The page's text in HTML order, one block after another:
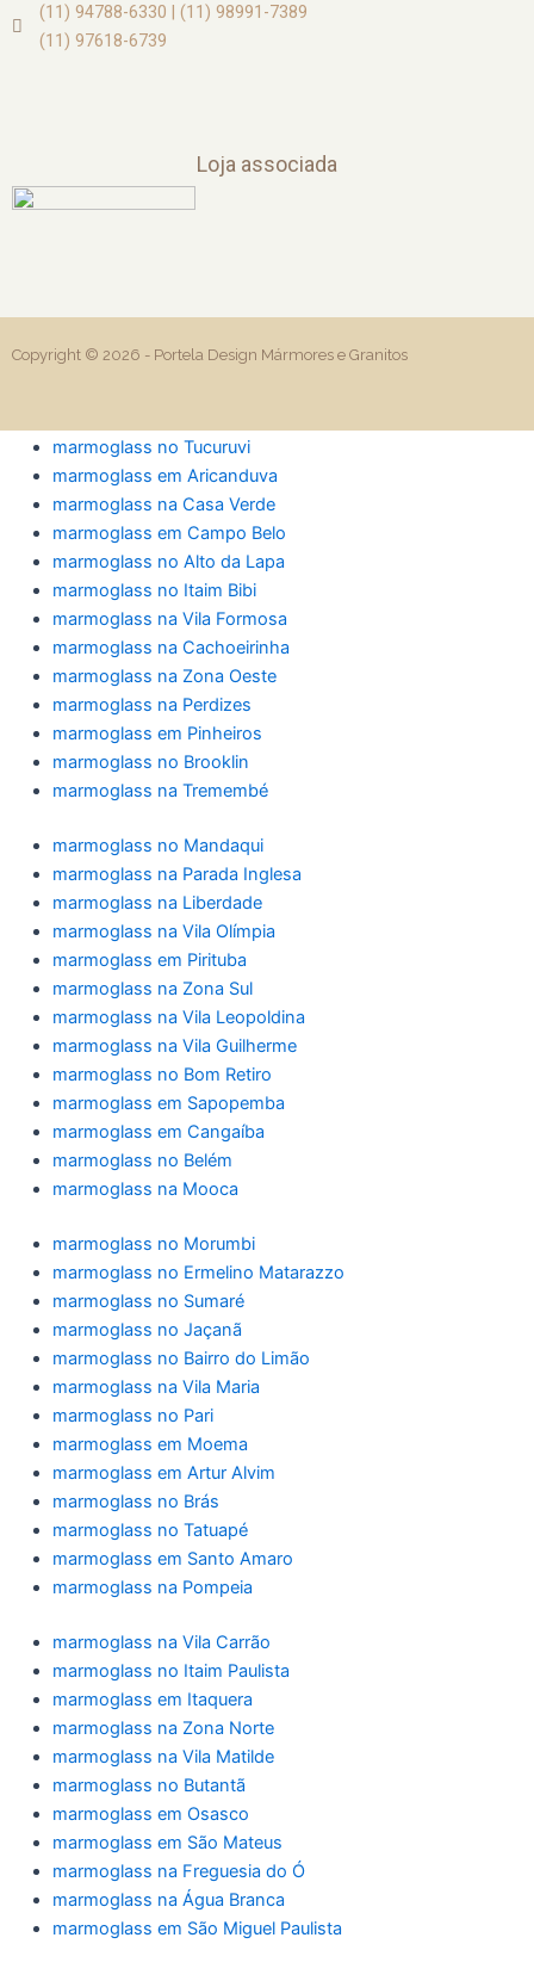
(11) 94788-6330 | (11) 98991-7389
(11) 97618-6739
Loja associada
Copyright © 2026 - Portela Design Mármores e Granitos
marmoglass no Tucuruvi
marmoglass em Aricanduva
marmoglass na Casa Verde
marmoglass em Campo Belo
marmoglass no Alto da Lapa
marmoglass no Itaim Bibi
marmoglass na Vila Formosa
marmoglass na Cachoeirinha
marmoglass na Zona Oeste
marmoglass na Perdizes
marmoglass em Pinheiros
marmoglass no Brooklin
marmoglass na Tremembé
marmoglass no Mandaqui
marmoglass na Parada Inglesa
marmoglass na Liberdade
marmoglass na Vila Olímpia
marmoglass em Pirituba
marmoglass na Zona Sul
marmoglass na Vila Leopoldina
marmoglass na Vila Guilherme
marmoglass no Bom Retiro
marmoglass em Sapopemba
marmoglass em Cangaíba
marmoglass no Belém
marmoglass na Mooca
marmoglass no Morumbi
marmoglass no Ermelino Matarazzo
marmoglass no Sumaré
marmoglass no Jaçanã
marmoglass no Bairro do Limão
marmoglass na Vila Maria
marmoglass no Pari
marmoglass em Moema
marmoglass em Artur Alvim
marmoglass no Brás
marmoglass no Tatuapé
marmoglass em Santo Amaro
marmoglass na Pompeia
marmoglass na Vila Carrão
marmoglass no Itaim Paulista
marmoglass em Itaquera
marmoglass na Zona Norte
marmoglass na Vila Matilde
marmoglass no Butantã
marmoglass em Osasco
marmoglass em São Mateus
marmoglass na Freguesia do Ó
marmoglass na Água Branca
marmoglass em São Miguel Paulista